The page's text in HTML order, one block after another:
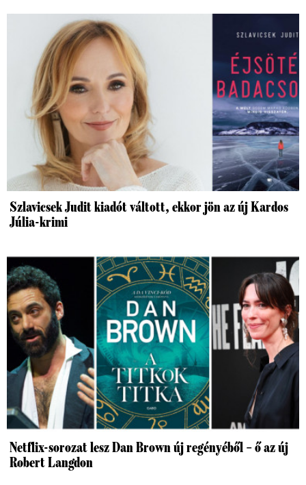
Szlavicsek Judit kiadót váltott, ekkor jön az új Kardos
Júlia-krimi
Netflix-sorozat lesz Dan Brown új regényéből – ő az új
Robert Langdon